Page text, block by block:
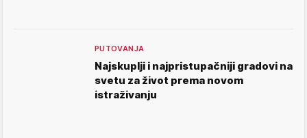
PUTOVANJA
Najskuplji i najpristupačniji gradovi na
svetu za život prema novom
istraživanju